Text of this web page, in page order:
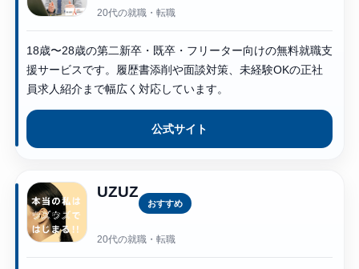
20代の就職・転職
18歳〜28歳の第二新卒・既卒・フリーター向けの無料就職支
援サービスです。履歴書添削や面談対策、未経験OKの正社
員求人紹介まで幅広く対応しています。
公式サイト
UZUZ
おすすめ
20代の就職・転職